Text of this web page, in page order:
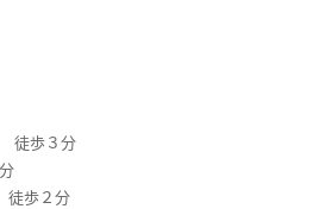
徒歩３分
歩２分